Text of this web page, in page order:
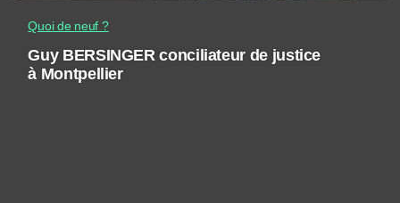
Quoi de neuf ?
Guy BERSINGER conciliateur de justice
à Montpellier